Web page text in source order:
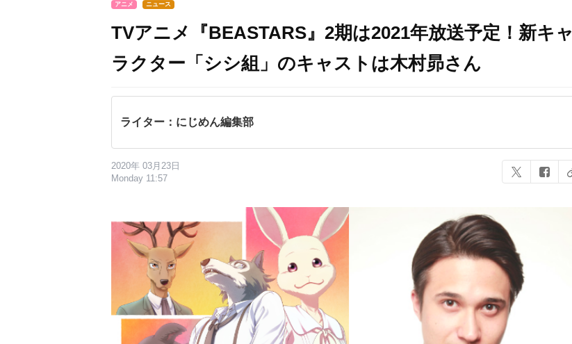
アニメ ニュース
TVアニメ『BEASTARS』2期は2021年放送予定！新キャ
ラクター「シシ組」のキャストは木村昴さん
ライター：にじめん編集部
2020年 03月23日
Monday 11:57